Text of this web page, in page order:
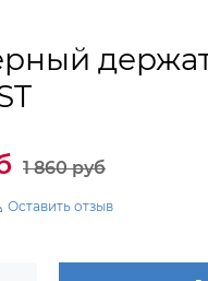
1 860 руб
Оставить отзыв